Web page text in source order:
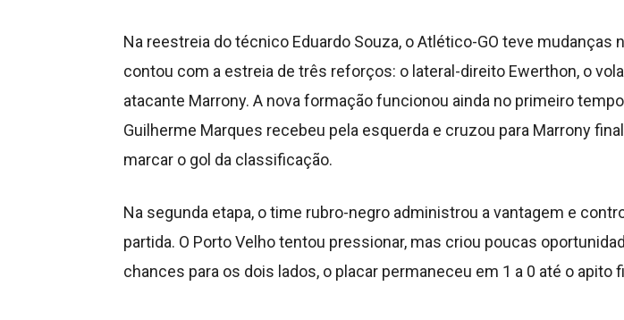
Na reestreia do técnico Eduardo Souza, o Atlético-GO teve mudanças
contou com a estreia de três reforços: o lateral-direito Ewerthon, o
atacante Marrony. A nova formação funcionou ainda no primeiro
Guilherme Marques recebeu pela esquerda e cruzou para Marrony
marcar o gol da classificação.
Na segunda etapa, o time rubro-negro administrou a vantagem e
partida. O Porto Velho tentou pressionar, mas criou poucas
chances para os dois lados, o placar permaneceu em 1 a 0 até o apito